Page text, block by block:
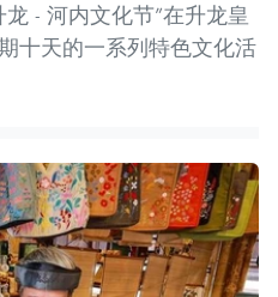
龙 - 河内文化节”在升龙皇
十天的一系列特色文化活